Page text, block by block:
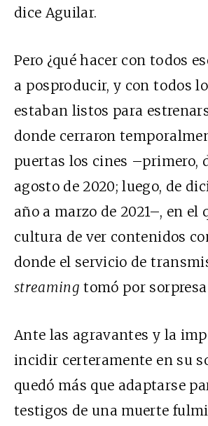
dice Aguilar.
Pero ¿qué hacer con todos
a posproducir, y con todos
estaban listos para
donde cerraron
puertas los cines –primero,
agosto de 2020; luego, de
año a marzo de 2021–, en el
cultura de ver contenidos
donde el servicio de
streaming tomó por
Ante las agravantes y la
incidir certeramente en su
quedó más que adaptarse
testigos de una muerte